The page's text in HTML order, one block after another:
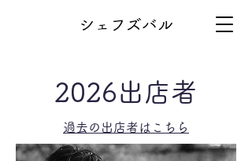
シェフズバル
2026出店者
過去の出店者はこちら